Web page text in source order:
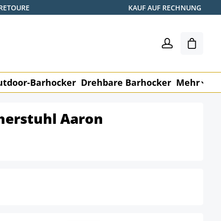
KAUF AUF RECHNUNG
Barhocker Drehbare Barhocker Mehr
Aaron